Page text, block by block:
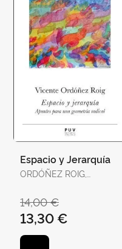
Espacio y Jerarquía
ORDÓÑEZ ROIG,
14,00 €
13,30 €